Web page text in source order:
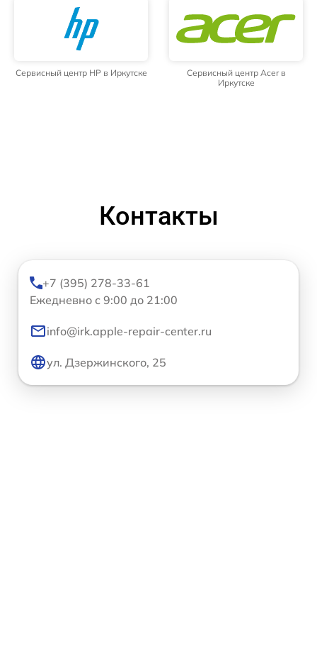
Сервисный центр HP в Иркутске
Сервисный центр Acer в
Иркутске
Контакты
+7 (395) 278-33-61
Ежедневно с 9:00 до 21:00
info@irk.apple-repair-center.ru
ул. Дзержинского, 25